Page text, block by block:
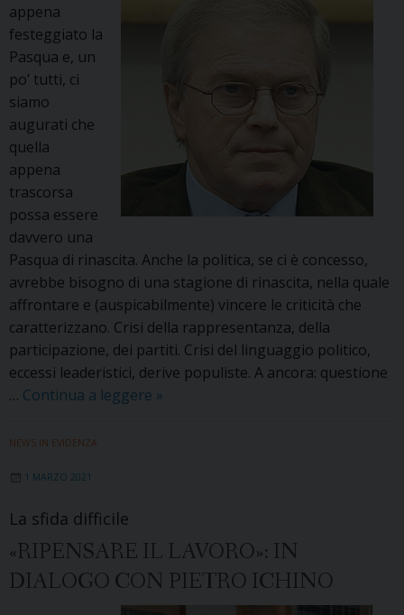
appena
festeggiato la
Pasqua e, un
po’ tutti, ci
siamo
augurati che
quella
appena
trascorsa
possa essere
davvero una
Pasqua di rinascita. Anche la politica, se ci è concesso,
avrebbe bisogno di una stagione di rinascita, nella quale
affrontare e (auspicabilmente) vincere le criticità che
caratterizzano. Crisi della rappresentanza, della
participazione, dei partiti. Crisi del linguaggio politico,
eccessi leaderistici, derive populiste. A ancora: questione
… Continua a leggere Disaffezione
»
NEWS IN EVIDENZA
1 MARZO 2021
La sfida difficile
«RIPENSARE IL LAVORO»: IN
DIALOGO CON PIETRO ICHINO